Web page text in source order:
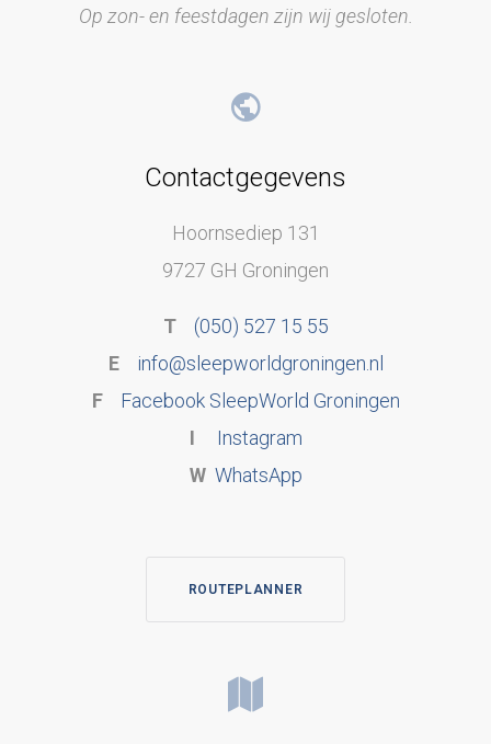
Op zon- en feestdagen zijn wij gesloten.
Contactgegevens
Hoornsediep 131
9727 GH Groningen
T
(050) 527 15 55
E
info@sleepworldgroningen.nl
F
Facebook SleepWorld Groningen
I
Instagram
W WhatsApp
ROUTEPLANNER